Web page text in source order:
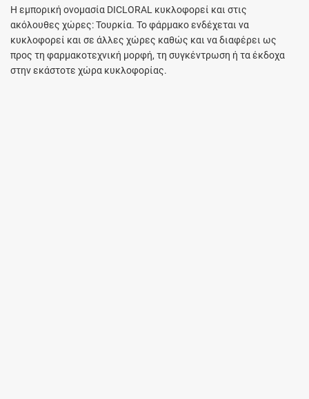
Η εμπορική ονομασία DICLORAL κυκλοφορεί και στις
ακόλουθες χώρες: Τουρκία. Το φάρμακο ενδέχεται να
κυκλοφορεί και σε άλλες χώρες καθώς και να διαφέρει ως
προς τη φαρμακοτεχνική μορφή, τη συγκέντρωση ή τα έκδοχα
στην εκάστοτε χώρα κυκλοφορίας.